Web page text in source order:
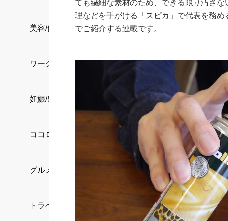
美容/健康
ワークスタイル
妊娠/出産/家族
ココロ/カラダ
グルメ
トラベル
ても繊細な素材のため、できる限り汚さ
理などを手がける「スピカ」で代表を務
でご紹介する連載です。